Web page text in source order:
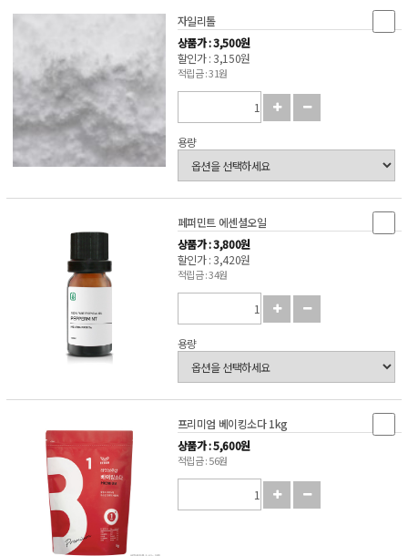
자일리톨
상품가 : 3,500원
할인가 : 3,150원
적립금 : 31원
용량
페퍼민트 에센셜오일
상품가 : 3,800원
할인가 : 3,420원
적립금 : 34원
용량
프리미엄 베이킹소다 1kg
상품가 : 5,600원
적립금 : 56원